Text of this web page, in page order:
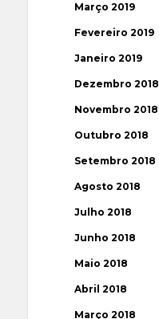
Março 2019
Fevereiro 2019
Janeiro 2019
Dezembro 2018
Novembro 2018
Outubro 2018
Setembro 2018
Agosto 2018
Julho 2018
Junho 2018
Maio 2018
Abril 2018
Março 2018